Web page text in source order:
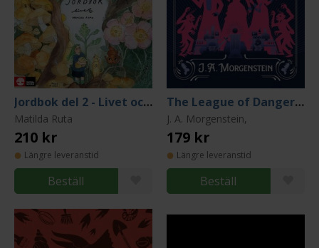
Jordbok del 2 - Livet och döden
Matilda Ruta
210 kr
Längre leveranstid
Beställ
The League of Dangerous Young Ladies
J. A. Morgenstein,
179 kr
Längre leveranstid
Beställ